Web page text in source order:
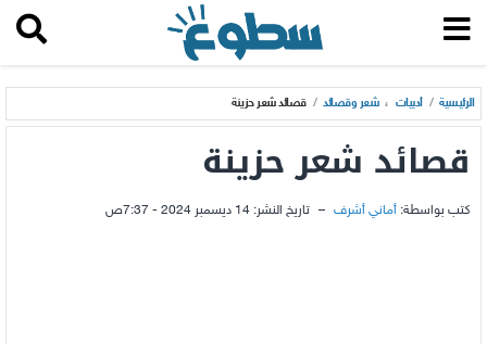
الرئيسية / أدبيات ، شعر وقصائد / قصائد شعر حزينة
قصائد شعر حزينة
كتب بواسطة: أماني أشرف – تاريخ النشر: 14 ديسمبر 2024 - 7:37ص